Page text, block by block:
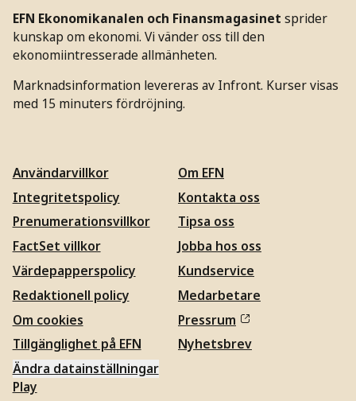
EFN Ekonomikanalen och Finansmagasinet sprider
kunskap om ekonomi. Vi vänder oss till den
ekonomiintresserade allmänheten.
Marknadsinformation levereras av Infront. Kurser visas
med 15 minuters fördröjning.
Användarvillkor
Integritetspolicy
Prenumerationsvillkor
FactSet villkor
Värdepapperspolicy
Redaktionell policy
Om cookies
Tillgänglighet på EFN
Ändra datainställningar
Om EFN
Kontakta oss
Tipsa oss
Jobba hos oss
Kundservice
Medarbetare
Pressrum
Nyhetsbrev
Play